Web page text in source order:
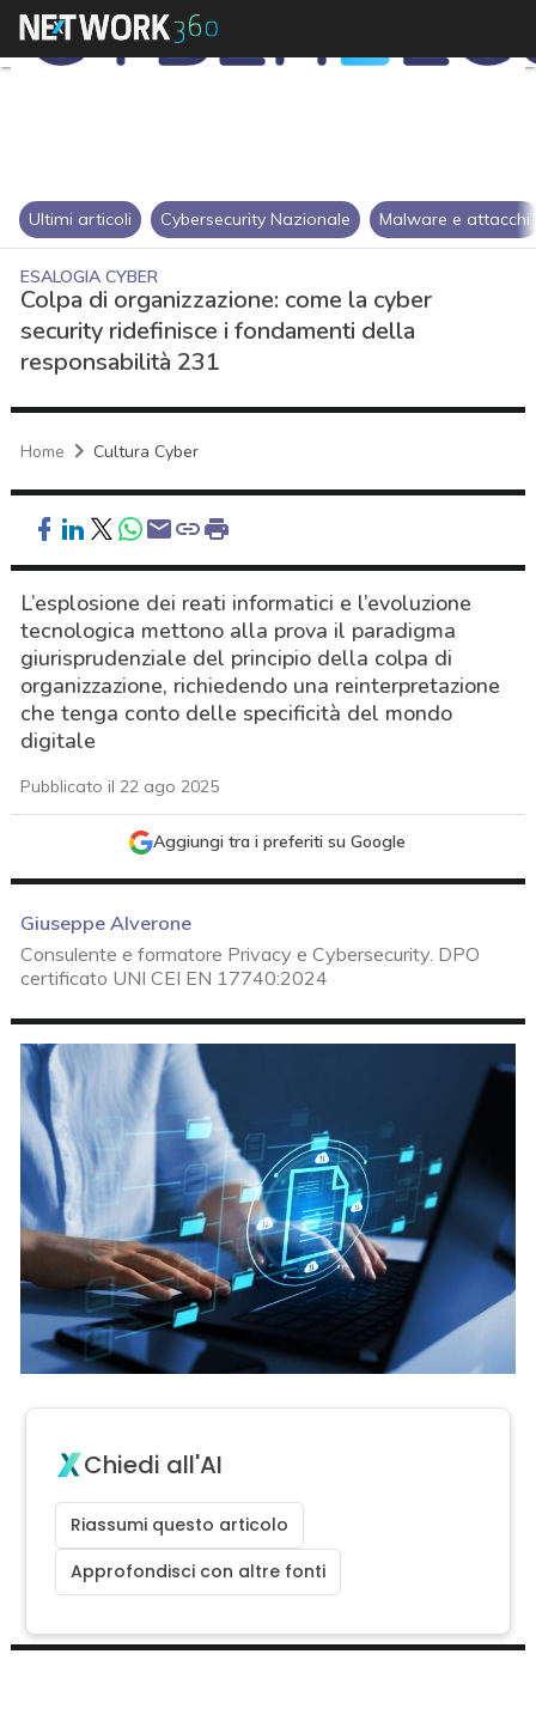
Ultimi articoli Cybersecurity Nazionale Malware e attacchi
ESALOGIA CYBER
Colpa di organizzazione: come la cyber
security ridefinisce i fondamenti della
responsabilità 231
Home Cultura Cyber
L’esplosione dei reati informatici e l’evoluzione
tecnologica mettono alla prova il paradigma
giurisprudenziale del principio della colpa di
organizzazione, richiedendo una reinterpretazione
che tenga conto delle specificità del mondo
digitale
Pubblicato il 22 ago 2025
Aggiungi tra i preferiti su Google
Giuseppe Alverone
Consulente e formatore Privacy e Cybersecurity. DPO
certificato UNI CEI EN 17740:2024
Chiedi all'AI
Riassumi questo articolo
Approfondisci con altre fonti